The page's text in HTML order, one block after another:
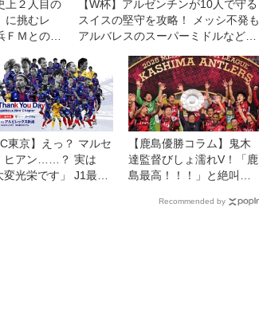
上２人目の
に挑むレ
Ｍとの開
【W杯】アルゼンチンが10人で守る
スイスの堅守を攻略！ メッシ不発も
アルバレスのスーパーミドルなどで
東京】えっ？ マルセ
ヒアン……？ 実は
変光栄です」 J1最終
【鹿島優勝コラム】鬼木
達監督びしょ濡れV！「鹿
島最高！！！」と絶叫し
きた意味。「やっと一員
Recommended by